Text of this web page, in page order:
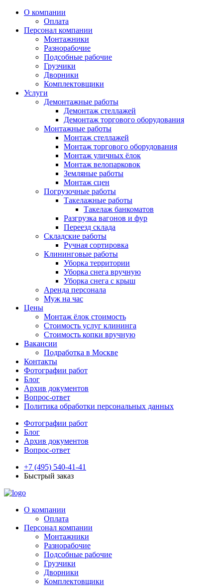
О компании
Оплата
Персонал компании
Монтажники
Разнорабочие
Подсобные рабочие
Грузчики
Дворники
Комплектовщики
Услуги
Демонтажные работы
Демонтаж стеллажей
Демонтаж торгового оборудования
Монтажные работы
Монтаж стеллажей
Монтаж торгового оборудования
Монтаж уличных ёлок
Монтаж велопарковок
Земляные работы
Монтаж сцен
Погрузочные работы
Такелажные работы
Такелаж банкоматов
Разгрузка вагонов и фур
Переезд склада
Складские работы
Ручная сортировка
Клининговые работы
Уборка территории
Уборка снега вручную
Уборка снега с крыш
Аренда персонала
Муж на час
Цены
Монтаж ёлок стоимость
Стоимость услуг клининга
Стоимость копки вручную
Вакансии
Подработка в Москве
Контакты
Фотографии работ
Блог
Архив документов
Вопрос-ответ
Политика обработки персональных данных
Фотографии работ
Блог
Архив документов
Вопрос-ответ
+7 (495) 540-41-41
Быстрый заказ
О компании
Оплата
Персонал компании
Монтажники
Разнорабочие
Подсобные рабочие
Грузчики
Дворники
Комплектовщики